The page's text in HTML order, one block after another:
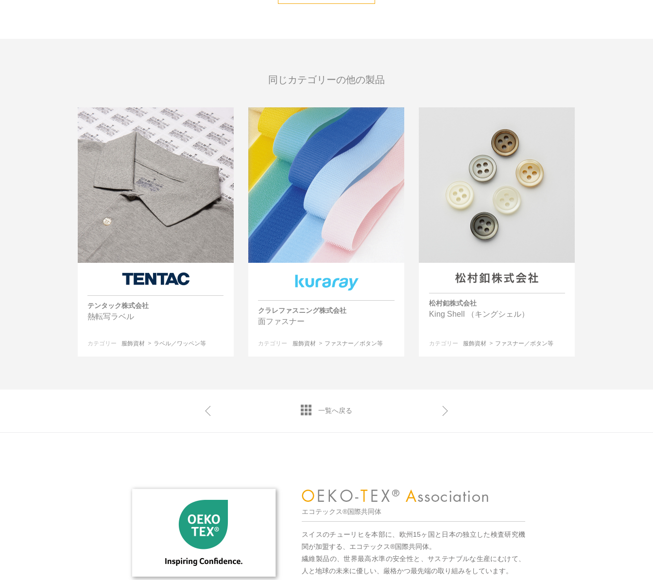
同じカテゴリーの他の製品
テンタック株式会社
熱転写ラベル
カテゴリー 服飾資材 ラベル／ワッペン等
クラレファスニング株式会社
面ファスナー
カテゴリー 服飾資材 ファスナー／ボタン等
松村釦株式会社
King Shell （キングシェル）
カテゴリー 服飾資材 ファスナー／ボタン等
一覧へ戻る
エコテックス®国際共同体
スイスのチューリヒを本部に、欧州15ヶ国と日本の独立した検査研究機
関が加盟する、エコテックス®国際共同体。
繊維製品の、世界最高水準の安全性と、サステナブルな生産にむけて、
人と地球の未来に優しい、厳格かつ最先端の取り組みをしています。